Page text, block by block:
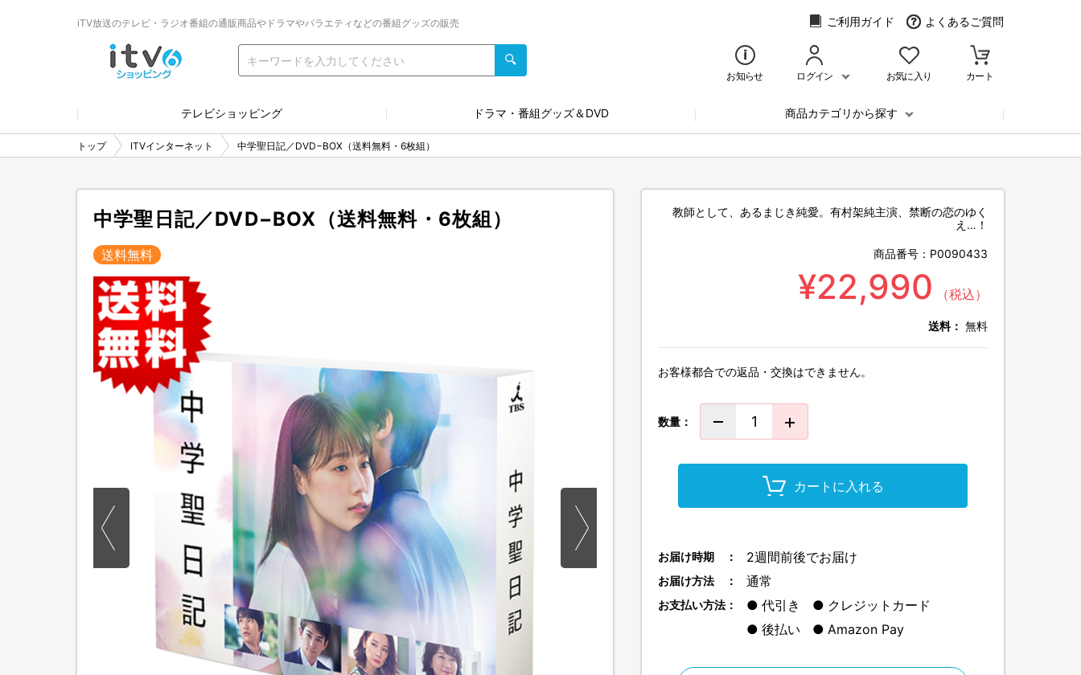
iTV放送のテレビ・ラジオ番組の通販商品やドラマやバラエティなどの番組グッズの販売 ご利用ガイド よくあるご質問
お知らせ ログイン お気に入り カート
テレビショッピング ドラマ・番組グッズ＆DVD 商品カテゴリから探す
トップ ITVインターネット 中学聖日記／DVD−BOX（送料無料・6枚組）
中学聖日記／DVD−BOX（送料無料・6枚組）
送料無料
教師として、あるまじき純愛。有村架純主演、禁断の恋のゆく
え…！
商品番号： P0090433
¥22,990 （税込）
送料： 無料
お客様都合での返品・交換はできません。
数量：
カートに入れる
お届け時期 ： 2週間前後でお届け
お届け方法 ： 通常
お支払い方法： 代引き
クレジットカード
後払い
Amazon Pay